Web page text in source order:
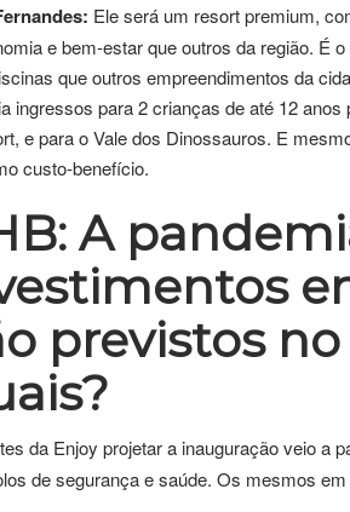
Ele será um resort premium,
e bem-estar que outros da região. É
que outros empreendimentos da
ingressos para 2 crianças de até 12
e para o Vale dos Dinossauros. E
custo-benefício.
A
previstos
da Enjoy projetar a inauguração veio a
de segurança e saúde. Os mesmos